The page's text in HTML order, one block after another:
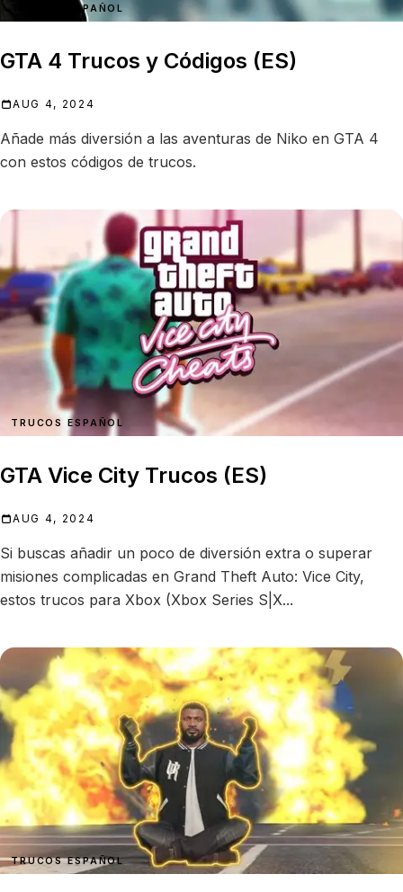
TRUCOS ESPAÑOL
GTA 4 Trucos y Códigos (ES)
AUG 4, 2024
Añade más diversión a las aventuras de Niko en GTA 4
con estos códigos de trucos.
TRUCOS ESPAÑOL
GTA Vice City Trucos (ES)
AUG 4, 2024
Si buscas añadir un poco de diversión extra o superar
misiones complicadas en Grand Theft Auto: Vice City,
estos trucos para Xbox (Xbox Series S|X...
TRUCOS ESPAÑOL